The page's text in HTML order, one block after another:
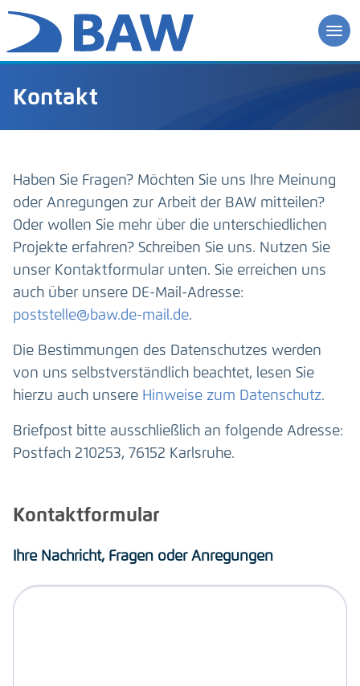
Kontakt
Haben Sie Fragen? Möchten Sie uns Ihre Meinung
oder Anregungen zur Arbeit der BAW mitteilen?
Oder wollen Sie mehr über die unterschiedlichen
Projekte erfahren? Schreiben Sie uns. Nutzen Sie
unser Kontaktformular unten. Sie erreichen uns
auch über unsere DE-Mail-Adresse:
poststelle@baw.de-mail.de.
Die Bestimmungen des Datenschutzes werden
von uns selbstverständlich beachtet, lesen Sie
hierzu auch unsere Hinweise zum Datenschutz.
Briefpost bitte ausschließlich an folgende Adresse:
Postfach 210253, 76152 Karlsruhe.
Kontaktformular
Ihre Nachricht, Fragen oder Anregungen